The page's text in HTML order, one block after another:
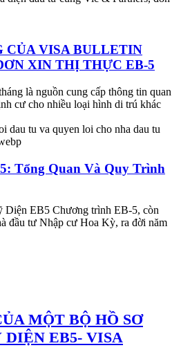
CỦA VISA BULLETIN
XIN THỊ THỰC EB-5
là nguồn cung cấp thông tin quan
cư cho nhiều loại hình di trú khác
Tổng Quan Và Quy Trình
EB5 Chương trình EB-5, còn
đầu tư Nhập cư Hoa Kỳ, ra đời năm
MỘT BỘ HỒ SƠ
EB5- VISA